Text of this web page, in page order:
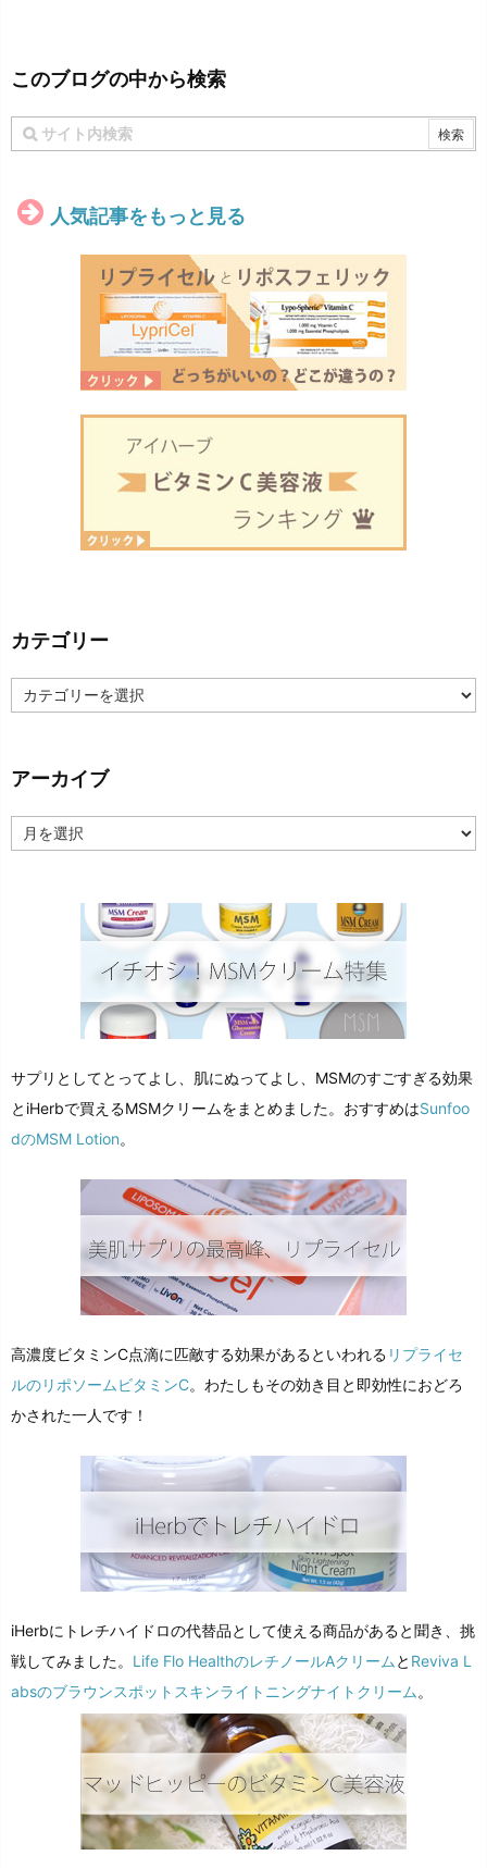
このブログの中から検索
人気記事をもっと見る
カテゴリー
テ
ー
アーカイブ
ー
サプリとしてとってよし、肌にぬってよし、MSMのすごすぎる効果
とiHerbで買えるMSMクリームをまとめました。おすすめはSunfoo
dのMSM Lotion。
高濃度ビタミンC点滴に匹敵する効果があるといわれる リプライセ
ルのリポソームビタミンC。わたしもその効き目と即効性におどろ
かされた一人です！
iHerbにトレチハイドロの代替品として使える商品があると聞き、挑
戦してみました。 Life Flo HealthのレチノールAクリーム と Reviva L
absのブラウンスポットスキンライトニングナイトクリーム 。